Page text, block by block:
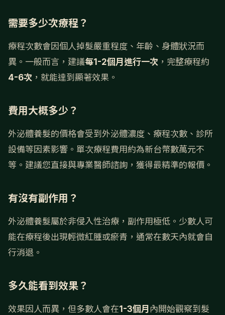
需要多少次療程？
療程次數會因個人掉髮嚴重程度、年齡、身體狀況而
異。一般而言，建議每1-2個月進行一次 ，完整療程約
4-6次 ，就能達到顯著效果。
費用大概多少？
外泌體養髮的價格會受到外泌體濃度、療程次數、診所
設備等因素影響。單次療程費用約為新台幣數萬元不
等。建議您直接與專業醫師諮詢，獲得最精準的報價。
有沒有副作用？
外泌體養髮屬於非侵入性治療，副作用極低。少數人可
能在療程後出現輕微紅腫或瘀青，通常在數天內就會自
行消退。
多久能看到效果？
效果因人而異，但多數人會在1-3個月 內開始觀察到髮